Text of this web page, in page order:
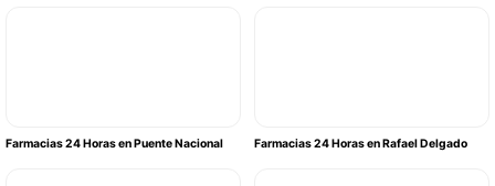
Farmacias 24 Horas en Puente Nacional Farmacias 24 Horas en Rafael Delgado